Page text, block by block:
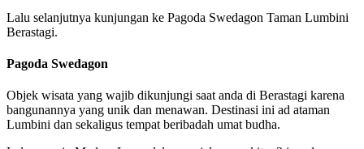
Lalu selanjutnya kunjungan ke Pagoda Swedagon Taman Lumbini
Berastagi.
Pagoda Swedagon
Objek wisata yang wajib dikunjungi saat anda di Berastagi karena
bangunannya yang unik dan menawan. Destinasi ini ad ataman
Lumbini dan sekaligus tempat beribadah umat budha.